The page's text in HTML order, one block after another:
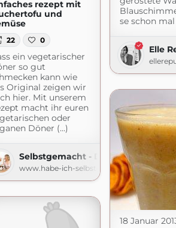
se schon mal
Elle
rezept mit
und
22 0
ein vegetarischer
so gut
kann wie
Original zeigen wir
hier. Mit unserem
macht ihr euren
oder
Döner (...)
Selbstgemacht - Der Foodblog
www.habe-ich-selbstgemacht.de
18 Januar